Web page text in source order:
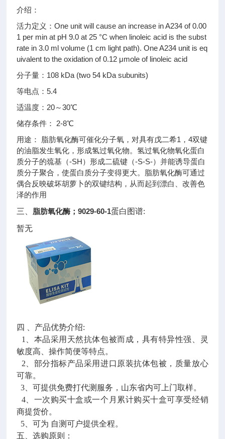
介绍：
活力定义：One unit will cause an increase in A234 of 0.00
1 per min at pH 9.0 at 25 °C when linoleic acid is the subst
rate in 3.0 ml volume (1 cm light path). One A234 unit is eq
uivalent to the oxidation of 0.12 μmole of linoleic acid
分子量：108 kDa (two 54 kDa subunits)
等电点：5.4
适温度：20～30℃
储存条件： 2-8℃
用途： 脂肪氧化酶可催化分子氧，对具有戊二希1，4双键
的油脂发生氧化，形成氢过氧化物。氢过氧化物氧化蛋白
质分子的巯基（-SH）形成二硫键（-S-S-）并能诱导蛋白
质分子聚合，使蛋白质分子变得更大。脂肪氧化酶可通过
偶合反映破坏胡萝卜的双键结构，从而起到漂白、改善色
泽的作用
三、 脂肪氧化酶；9029-60-1蛋白图谱:
暂无
四 、产品优势介绍:
1、本品采用天然抗体包被而成，具有特异性强、灵
敏度高、操作简便等特点。
2、部分指标产品采用进口原装抗体包被，质量放心
可靠。
3、可提供免费打代测服务，山东省内可上门取样。
4、一次购买十盒或一个月累计购买十盒可享受经销
商提货价。
5、可为 自测可户提供全程。
五、选购原则：